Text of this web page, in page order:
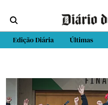
Edição Diária Últimas